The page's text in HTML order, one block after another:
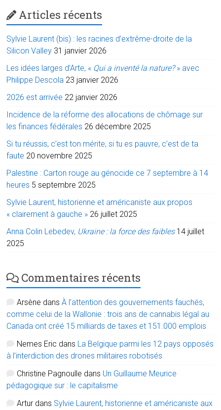
Articles récents
Sylvie Laurent (bis) : les racines d’extrême-droite de la
Silicon Valley 31 janvier 2026
Les idées larges d’Arte, « Qui a inventé la nature?» avec
Philippe Descola 23 janvier 2026
2026 est arrivée 22 janvier 2026
Incidence de la réforme des allocations de chômage sur
les finances fédérales 26 décembre 2025
Si tu réussis, c’est ton mérite, si tu es pauvre, c’est de ta
faute 20 novembre 2025
Palestine : Carton rouge au génocide ce 7 septembre à 14
heures 5 septembre 2025
Sylvie Laurent, historienne et américaniste aux propos
« clairement à gauche » 26 juillet 2025
Anna Colin Lebedev, Ukraine : la force des faibles 14 juillet
2025
Commentaires récents
Arsène dansÀ l’attention des gouvernements fauchés,
comme celui de la Wallonie : trois ans de cannabis légal au
Canada ont créé 15 milliards de taxes et 151.000 emplois
Nemes Eric dans La Belgique parmi les 12 pays opposés
à l’interdiction des drones militaires robotisés
Christine Pagnoulle dans Un Guillaume Meurice
pédagogique sur : le capitalisme
Artur dans Sylvie Laurent, historienne et américaniste aux